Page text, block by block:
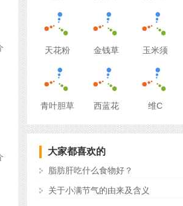
天花粉 金钱草 玉米须
青叶胆草 西蓝花 维C
大家都喜欢的
脂肪肝吃什么食物好？
关于小满节气的由来及含义